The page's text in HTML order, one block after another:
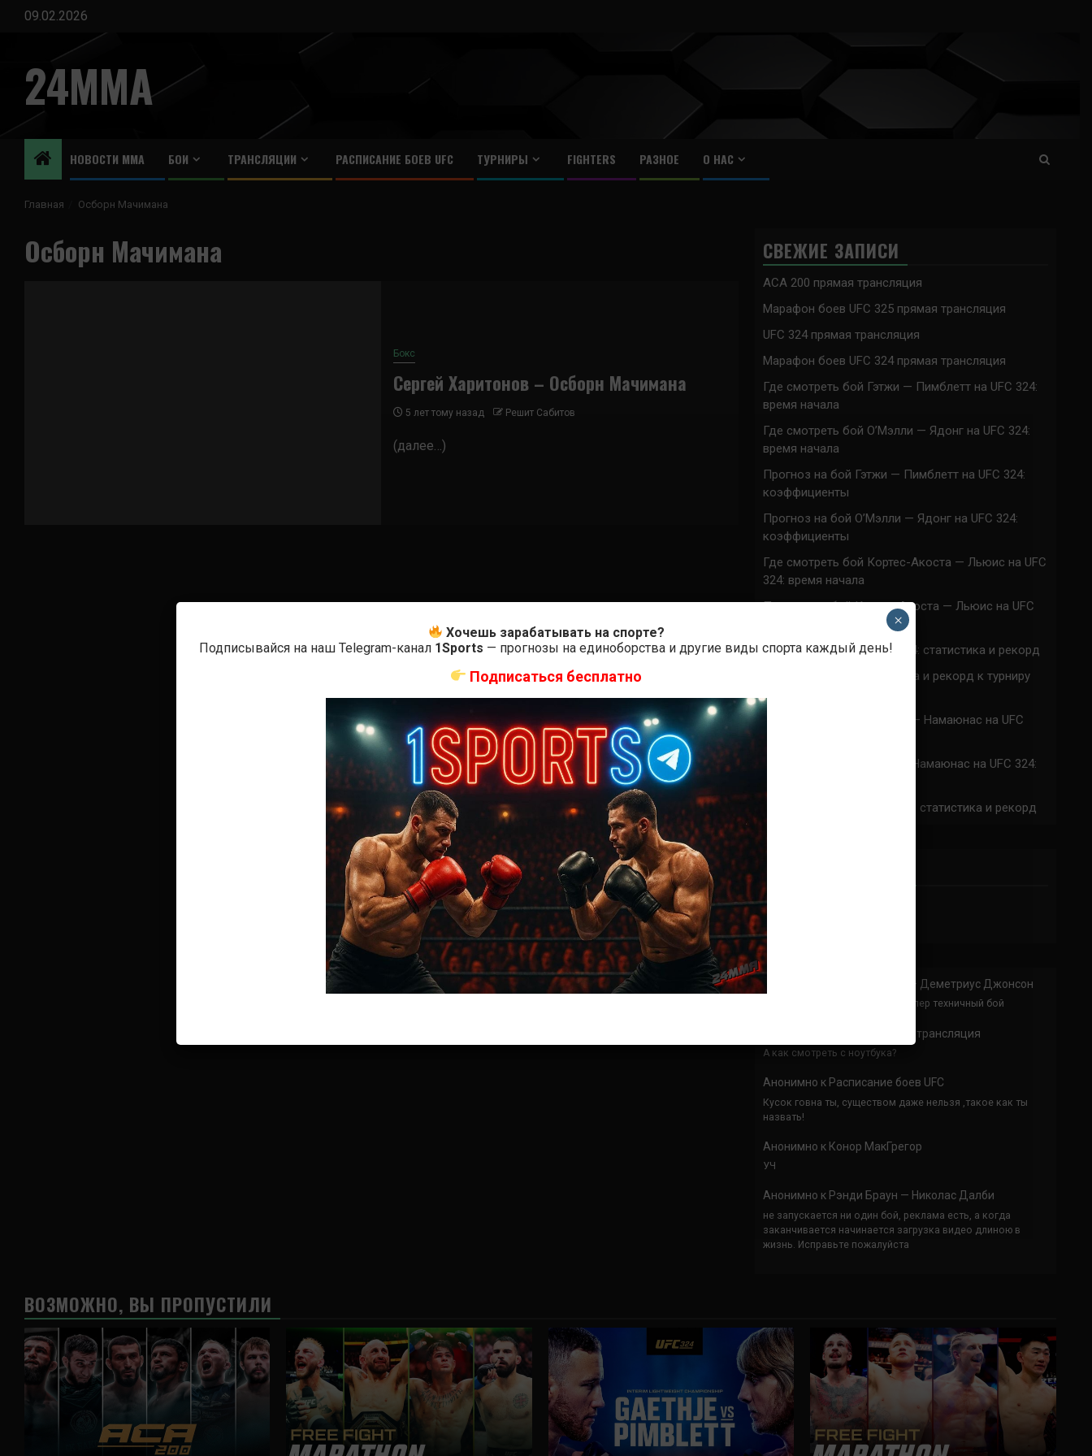
Перейти
содержимому
09.02.2026
24MMA
НОВОСТИ ММА БОИ ТРАНСЛЯЦИИ РАСПИСАНИЕ БОЕВ UFC ТУРНИРЫ FIGHTERS РАЗНОЕ О НАС
Главная Осборн Мачимана
Осборн Мачимана
Бокс
Сергей Харитонов – Осборн Мачимана
5 лет тому назад Решит Сабитов
(далее…)
СВЕЖИЕ ЗАПИСИ
ACA 200 прямая трансляция
Марафон боев UFC 325 прямая трансляция
UFC 324 прямая трансляция
Марафон боев UFC 324 прямая трансляция
Где смотреть бой Гэтжи — Пимблетт на UFC 324:
время начала
Где смотреть бой О’Мэлли — Ядонг на UFC 324:
время начала
Прогноз на бой Гэтжи — Пимблетт на UFC 324:
коэффициенты
Прогноз на бой О’Мэлли — Ядонг на UFC 324:
коэффициенты
Где смотреть бой Кортес-Акоста — Льюис на UFC
324: время начала
Прогноз на бой Кортес-Акоста — Льюис на UFC
Наталья Сильва на UFC 324: статистика и рекорд
Роуз Намаюнас: статистика и рекорд к турниру
Где смотреть бой Сильва — Намаюнас на UFC
Прогноз на бой Сильва — Намаюнас на UFC 324:
Арнольд Аллен на UFC 324: статистика и рекорд
Анонимно Доминик Круз — Деметриус Джонсон
Спасибо что выложили этот супер техничный бой
UFC 324 прямая трансляция
А как смотреть с ноутбука?
Анонимно к Расписание боев UFC
Кусок говна ты, существом даже нельзя ,такое как ты
назвать!
Анонимно к Конор МакГрегор
УЧ
Анонимно к Рэнди Браун — Николас Далби
не запускается ни один бой, реклама есть, а когда
заканчивается начинается загрузка видео длиною в
жизнь. Исправьте пожалуйста
ВОЗМОЖНО, ВЫ ПРОПУСТИЛИ
Хочешь зарабатывать на спорте?
Подписывайся на наш Telegram-канал 1Sports — прогнозы на единоборства и другие виды спорта каждый день!
Подписаться бесплатно
×